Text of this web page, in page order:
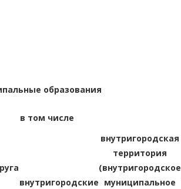
образования
в том числе
внутригородские
внутригородская
территория
(внутригородское
муниципальное